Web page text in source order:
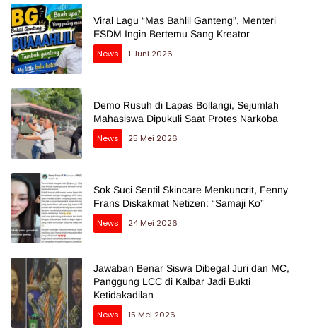
Viral Lagu “Mas Bahlil Ganteng”, Menteri
ESDM Ingin Bertemu Sang Kreator
News
1 Juni 2026
Demo Rusuh di Lapas Bollangi, Sejumlah
Mahasiswa Dipukuli Saat Protes Narkoba
News
25 Mei 2026
Sok Suci Sentil Skincare Menkuncrit, Fenny
Frans Diskakmat Netizen: “Samaji Ko”
News
24 Mei 2026
Jawaban Benar Siswa Dibegal Juri dan MC,
Panggung LCC di Kalbar Jadi Bukti
Ketidakadilan
News
15 Mei 2026